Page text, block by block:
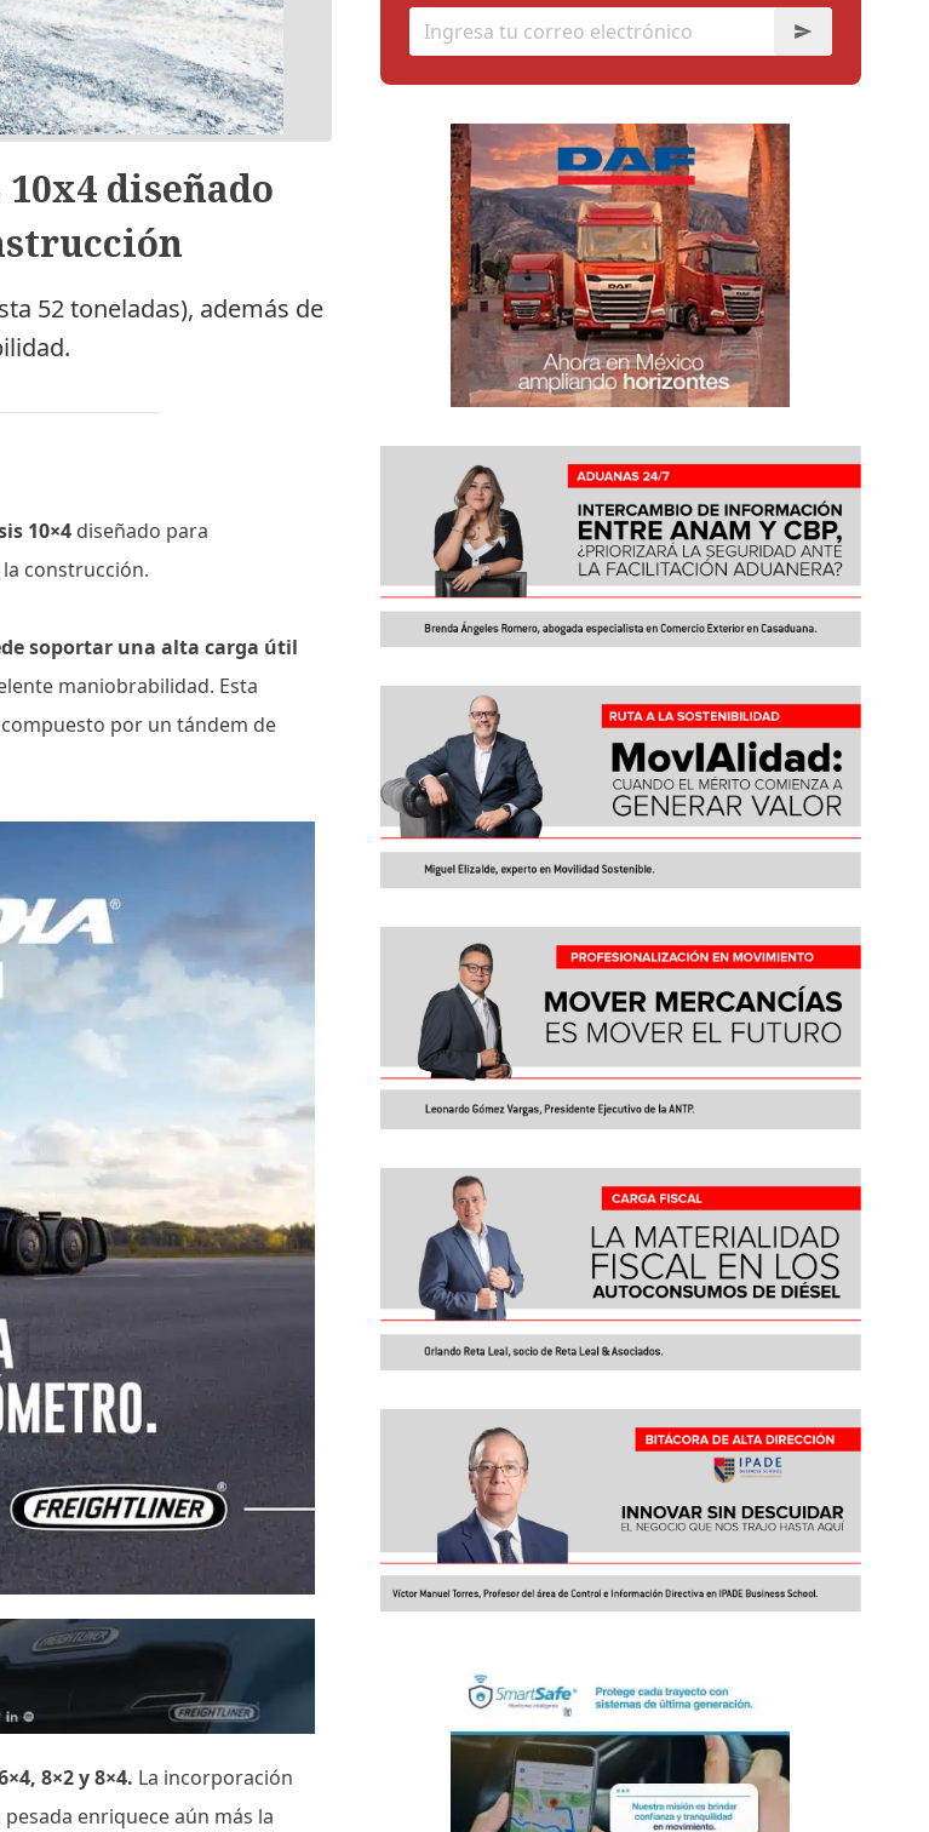
diseñado
52 toneladas), además de
10×4 diseñado para
construcción.
soportar una alta carga útil
maniobrabilidad. Esta
por un tándem de
8×2 y 8×4. La incorporación
enriquece aún más la